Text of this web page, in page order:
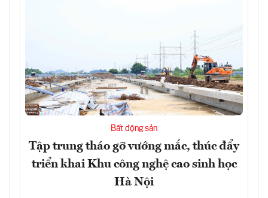
Bất động sản
Tập trung tháo gỡ vướng mắc, thúc đẩy
triển khai Khu công nghệ cao sinh học
Hà Nội